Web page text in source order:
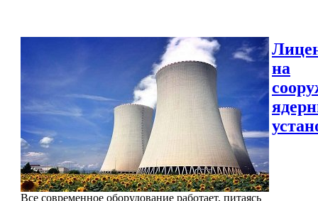
Все современное оборудование работает, питаясь
на